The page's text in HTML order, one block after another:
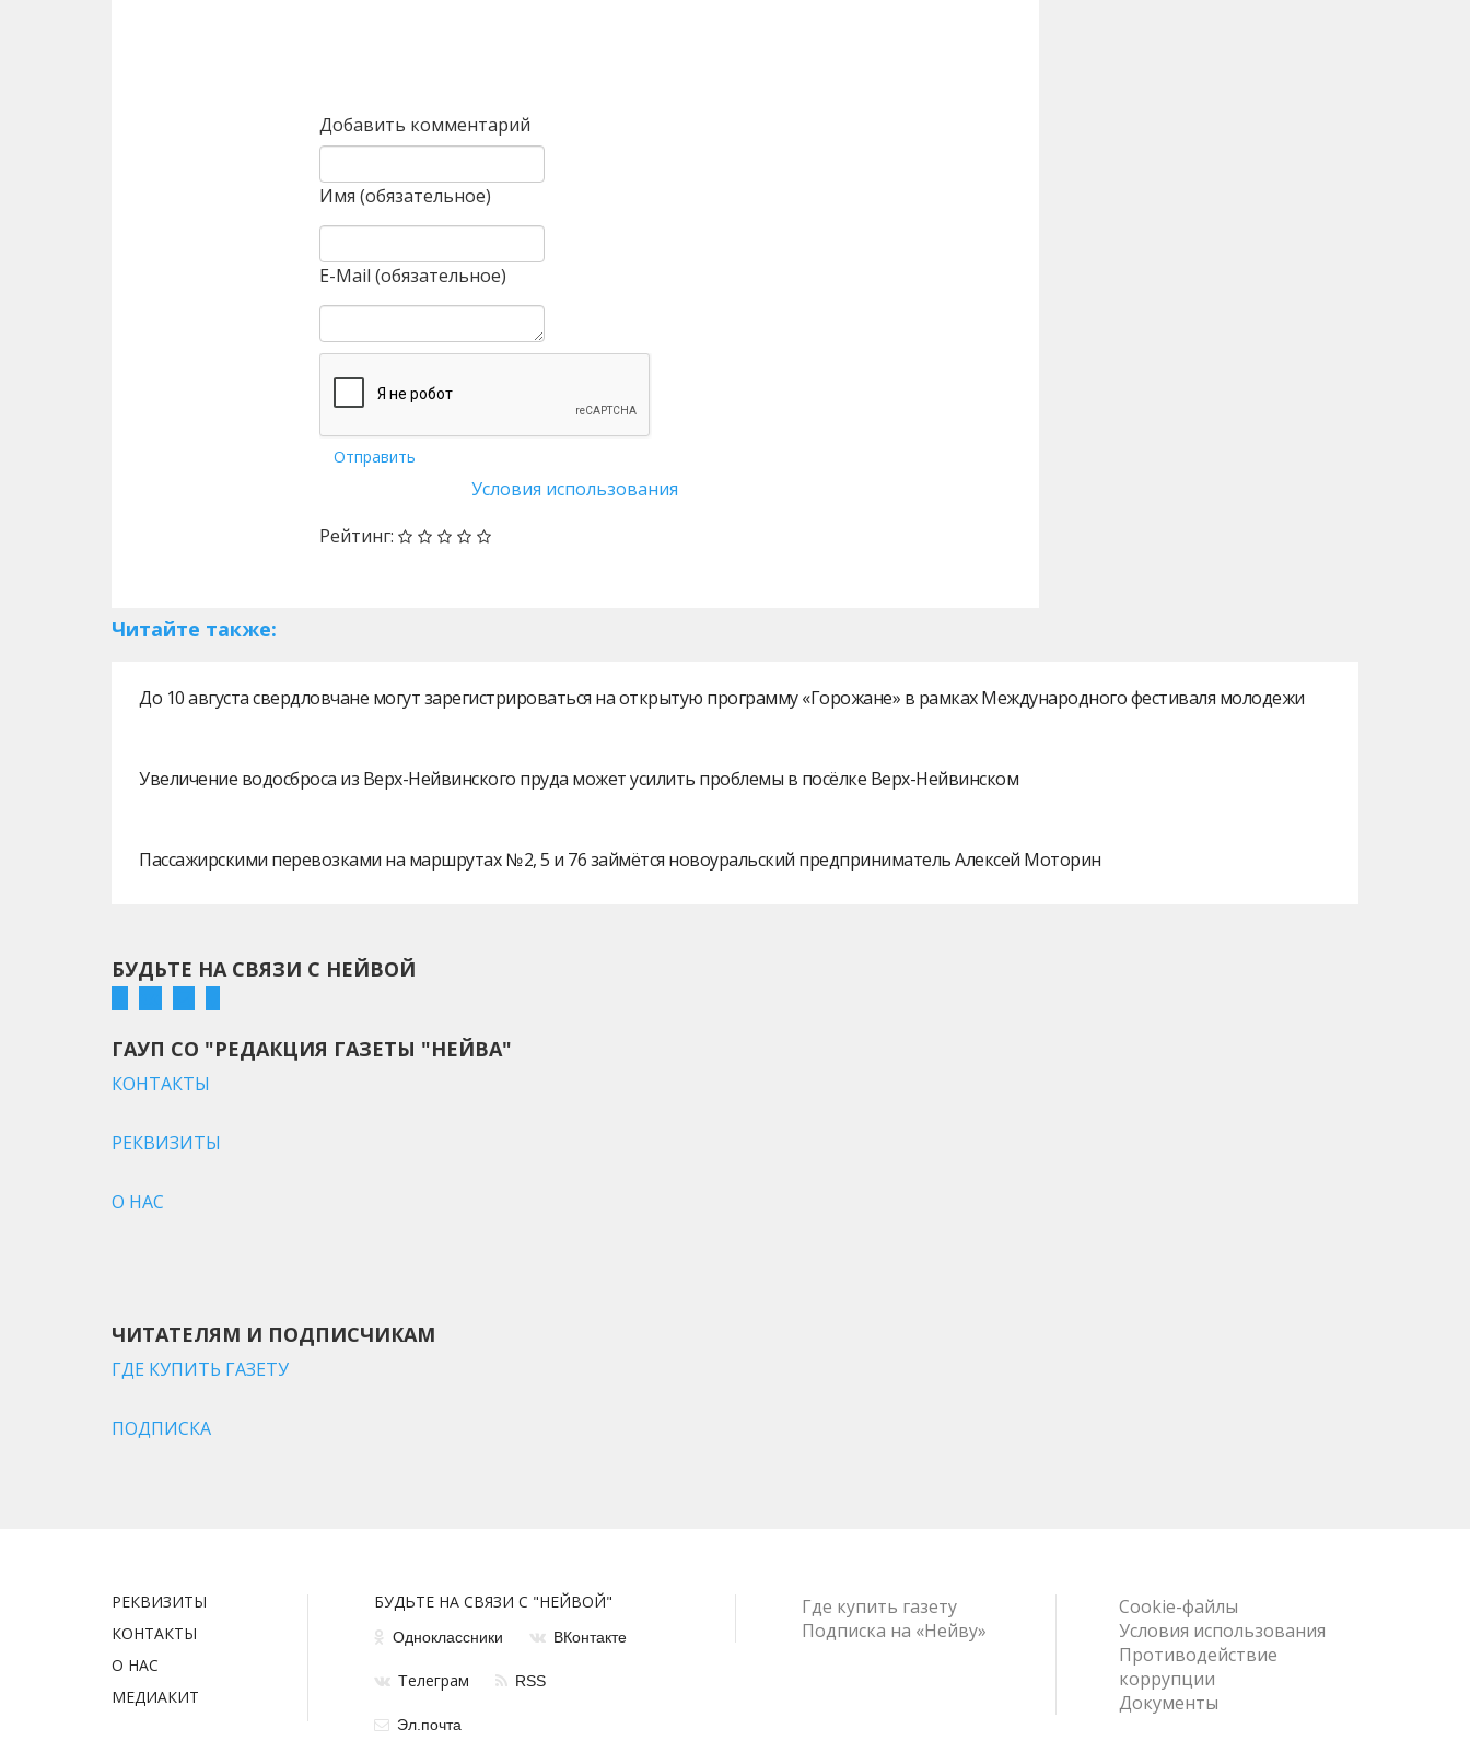
Добавить комментарий
Имя (обязательное)
E-Mail (обязательное)
Отправить
Условия использования
Рейтинг:
Читайте также:
До 10 августа свердловчане могут зарегистрироваться на открытую программу «Горожане» в рамках Международного фестиваля молодежи
Увеличение водосброса из Верх-Нейвинского пруда может усилить проблемы в посёлке Верх-Нейвинском
Пассажирскими перевозками на маршрутах № 2, 5 и 76 займётся новоуральский предприниматель Алексей Моторин
БУДЬТЕ НА СВЯЗИ С НЕЙВОЙ
ГАУП СО "РЕДАКЦИЯ ГАЗЕТЫ "НЕЙВА"
КОНТАКТЫ
РЕКВИЗИТЫ
О НАС
ЧИТАТЕЛЯМ И ПОДПИСЧИКАМ
ГДЕ КУПИТЬ ГАЗЕТУ
ПОДПИСКА
РЕКВИЗИТЫ
КОНТАКТЫ
О НАС
МЕДИАКИТ
БУДЬТЕ НА СВЯЗИ С "НЕЙВОЙ"
Одноклассники ВКонтакте
Телеграм RSS
Эл.почта
Где купить газету
Подписка на «Нейву»
Cookie-файлы
Условия использования
Противодействие
коррупции
Документы